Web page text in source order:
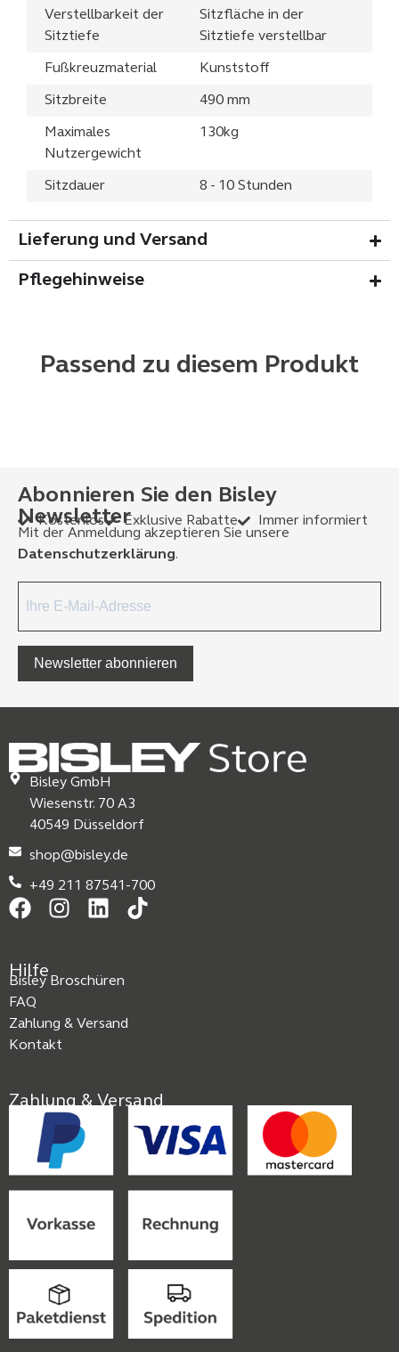
Verstellbarkeit der
Sitztiefe
Sitzfläche in der
Sitztiefe verstellbar
Fußkreuzmaterial Kunststoff
Sitzbreite 490 mm
Maximales
Nutzergewicht
130kg
Sitzdauer 8 - 10 Stunden
Lieferung und Versand
Pflegehinweise
Passend zu diesem Produkt
Abonnieren Sie den Bisley
Newsletter
Kostenlos Exklusive Rabatte
Immer informiert
Mit der Anmeldung akzeptieren Sie unsere
Datenschutzerklärung.
Newsletter abonnieren
Bisley GmbH
Wiesenstr. 70 A3
40549 Düsseldorf
shop@bisley.de
+49 211 87541-700
Hilfe
Bisley Broschüren
FAQ
Zahlung & Versand
Kontakt
Zahlung & Versand